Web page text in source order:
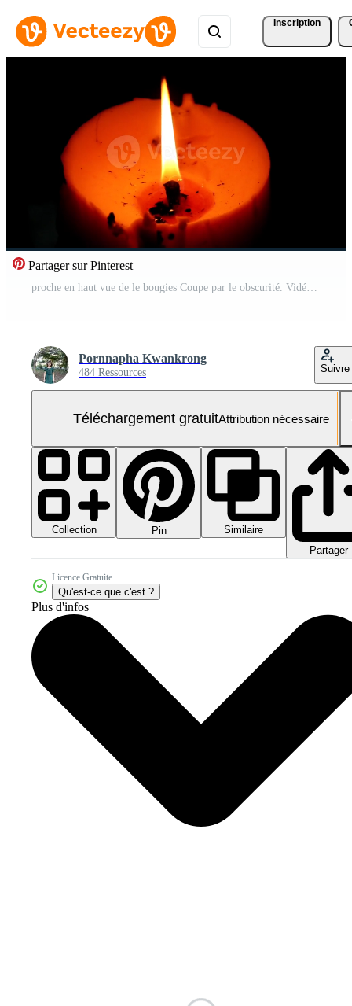
Inscription
Partager sur Pinterest
proche en haut vue de le bougies Coupe par le obscurité. Vidéo Gratuite
Pornnapha Kwankrong
484 Ressources Suivre
Téléchargement gratuitAttribution nécessaire
Collection Pin
Similaire
Partager
Licence Gratuite
Qu'est-ce que c'est ?
Plus d'infos